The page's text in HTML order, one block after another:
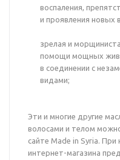
воспаления,
и проявления новых
зрелая и
помощи мощных
в соединении с
видами;
Эти и многие другие
волосами и телом
сайте Made in Syria.
интернет-магазина